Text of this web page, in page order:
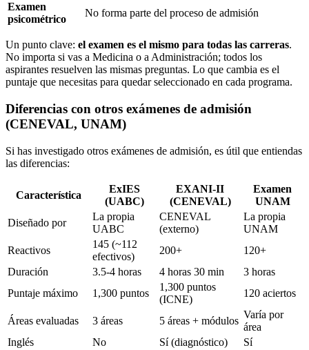
Examen
psicométrico
No forma parte del proceso de admisión
Un punto clave: el examen es el mismo para todas las carreras.
No importa si vas a Medicina o a Administración; todos los
aspirantes resuelven las mismas preguntas. Lo que cambia es el
puntaje que necesitas para quedar seleccionado en cada programa.
Diferencias con otros exámenes de admisión
(CENEVAL, UNAM)
Si has investigado otros exámenes de admisión, es útil que entiendas
las diferencias:
Característica
ExIES
(UABC)
EXANI-II
(CENEVAL)
Examen
UNAM
Diseñado por
La propia
UABC
CENEVAL
(externo)
La propia
UNAM
Reactivos
145 (~112
efectivos)
200+
120+
Duración
3.5-4 horas 4 horas 30 min
3 horas
Puntaje máximo
1,300 puntos
1,300 puntos
(ICNE)
120 aciertos
Áreas evaluadas 3 áreas 5 áreas + módulos
Varía por
área
Inglés
No Sí (diagnóstico)
Sí